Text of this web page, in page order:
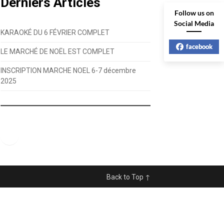
KARAOKÉ DU 6 FÉVRIER COMPLET
LE MARCHÉ DE NOËL EST COMPLET
INSCRIPTION MARCHE NOEL 6-7 décembre
2025
Back to Top ↑
Follow us on
Social Media
facebook